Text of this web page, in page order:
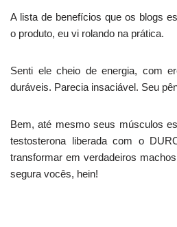
A lista de benefícios que os blogs
o produto, eu vi rolando na prática.
Senti ele cheio de energia, com
duráveis. Parecia insaciável. Seu
Bem, até mesmo seus músculos
testosterona liberada com o
transformar em verdadeiros
segura vocês, hein!